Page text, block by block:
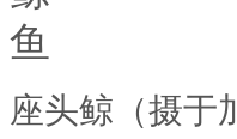
座头鲸（摄于